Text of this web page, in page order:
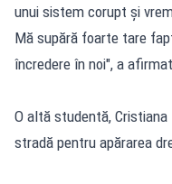
unui sistem corupt şi
Mă supără foarte tare
încredere în noi", a
O altă studentă,
stradă pentru apărarea